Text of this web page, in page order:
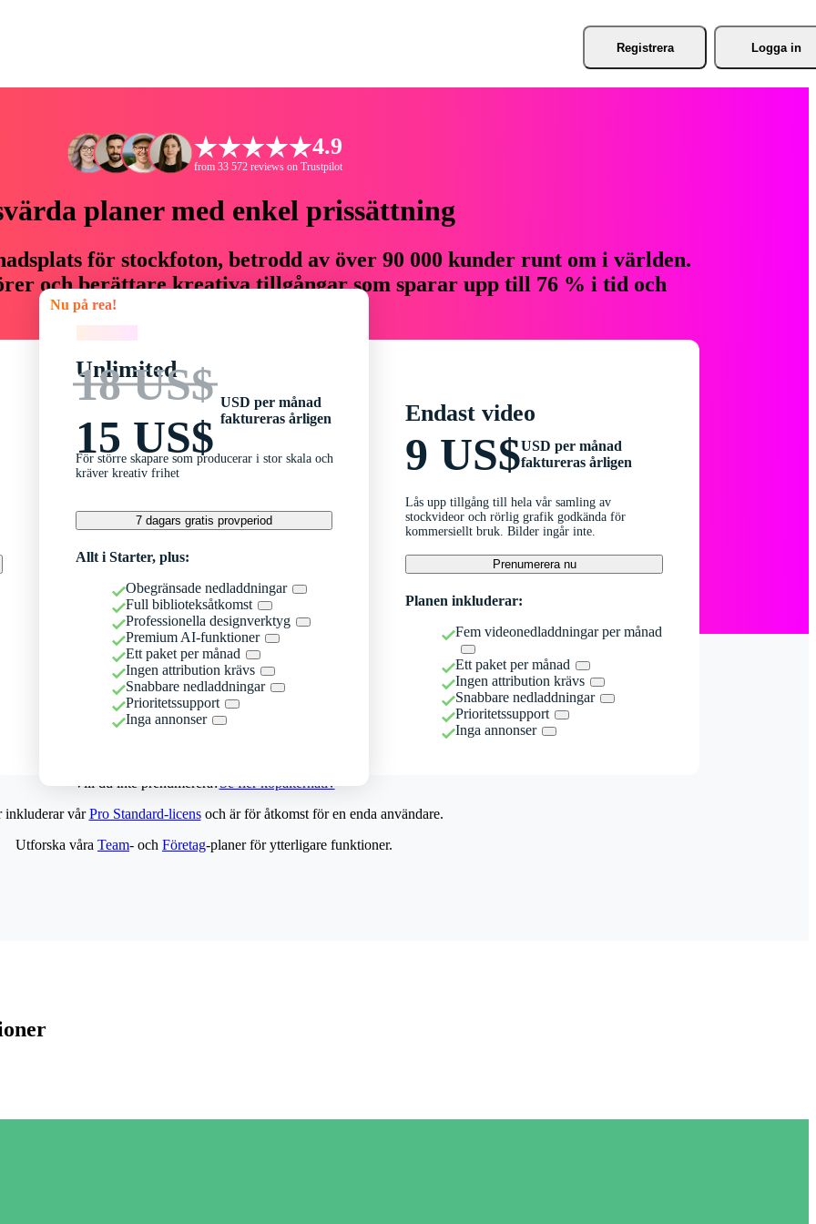
Registrera Logga in
4.9
from 33 572 reviews on Trustpilot
planer med enkel prissättning
för stockfoton, betrodd av över 90 000 kunder runt om i världen.
och berättare kreativa tillgångar som sparar upp till 76 % i tid och
Nu på rea!
Unlimited
18 US$
15 US$
USD per månad
faktureras årligen
För större skapare som producerar i stor skala och
kräver kreativ frihet
7 dagars gratis provperiod
Allt i Starter, plus:
Obegränsade nedladdningar
Full biblioteksåtkomst
Professionella designverktyg
Premium AI-funktioner
Ett paket per månad
Ingen attribution krävs
Snabbare nedladdningar
Prioritetssupport
Inga annonser
Endast video
9 US$USD per månad
faktureras årligen
Lås upp tillgång till hela vår samling av
stockvideor och rörlig grafik godkända för
kommersiellt bruk. Bilder ingår inte.
Prenumerera nu
Planen inkluderar:
Fem videonedladdningar per månad
Ett paket per månad
Ingen attribution krävs
Snabbare nedladdningar
Prioritetssupport
Inga annonser
Vill du inte prenumerera?Se fler köpalternativ
inkluderar vårPro Standard-licensoch är för åtkomst för en enda användare.
Utforska våra Team- och Företag-planer för ytterligare funktioner.